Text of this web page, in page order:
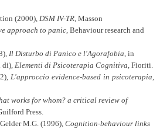
(2000), DSM IV-TR, Masson
approach to panic, Behaviour research and
Il Disturbo di Panico e l'Agorafobia, in
di), Elementi di Psicoterapia Cognitiva, Fioriti.
L'approccio evidence-based in psicoterapia,
works for whom? a critical review of
Press.
M.G. (1996), Cognition-behaviour links